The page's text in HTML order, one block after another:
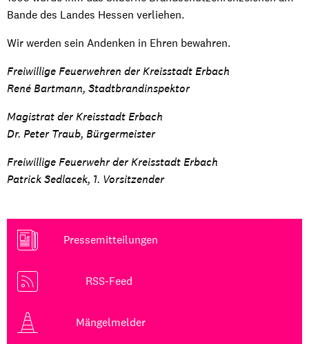
Bande des Landes Hessen verliehen.
Wir werden sein Andenken in Ehren bewahren.
Freiwillige Feuerwehren der Kreisstadt Erbach
René Bartmann, Stadtbrandinspektor
Magistrat der Kreisstadt Erbach
Dr. Peter Traub, Bürgermeister
Freiwillige Feuerwehr der Kreisstadt Erbach
Patrick Sedlacek, 1. Vorsitzender
Pressemitteilungen
RSS-Feed
Mängelmelder